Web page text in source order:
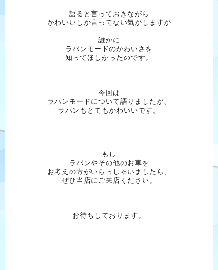
語ると言っておきながら
かわいいしか言ってない気がしますが
誰かに
ラパンモードのかわいさを
知ってほしかったのです。
今回は
ラパンモードについて語りましたが、
ラパンもとてもかわいいです。
もし
ラパンやその他のお車を
お考えの方がいらっしゃいましたら、
ぜひ当店にご来店ください。
お待ちしております。